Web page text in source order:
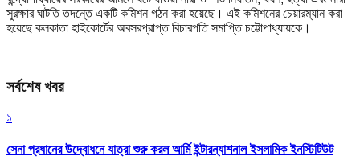
সুরক্ষার ঘাটতি তদন্তে একটি কমিশন গঠন করা হয়েছে। এই কমিশনের চেয়ারম্যান করা
হয়েছে কলকাতা হাইকোর্টের অবসরপ্রাপ্ত বিচারপতি সমাপ্তি চট্টোপাধ্যায়কে।
সর্বশেষ খবর
১
সেনা প্রধানের উদ্বোধনে যাত্রা শুরু করল আর্মি ইন্টারন্যাশনাল ইসলামিক ইনস্টিটিউট